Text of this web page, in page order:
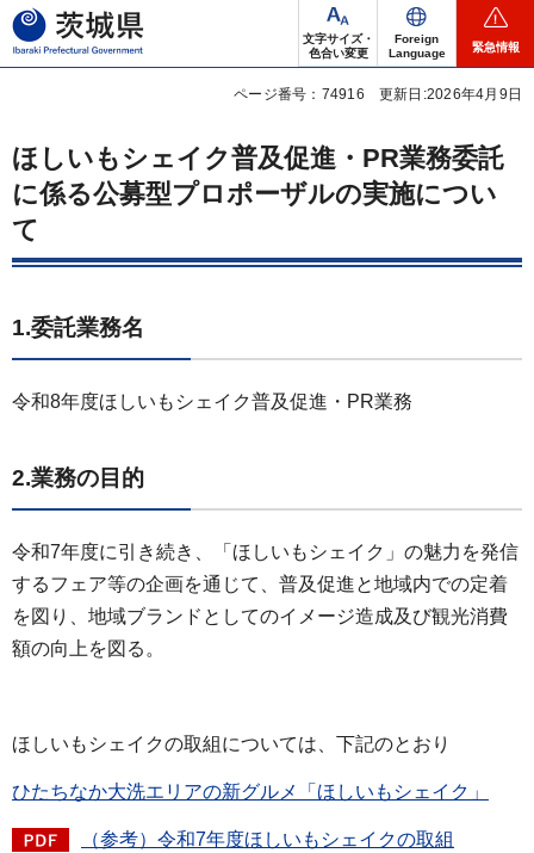
茨城県
文字サイズ・
色合い変更
Foreign
Language
緊急情報
ページ番号：74916 更新日:2026年4月9日
ほしいもシェイク普及促進・PR業務委託
に係る公募型プロポーザルの実施につい
て
1.委託業務名
令和8年度ほしいもシェイク普及促進・PR業務
2.業務の目的
令和7年度に引き続き、「ほしいもシェイク」の魅力を発信
するフェア等の企画を通じて、普及促進と地域内での定着
を図り、地域ブランドとしてのイメージ造成及び観光消費
額の向上を図る。
ほしいもシェイクの取組については、下記のとおり
ひたちなか大洗エリアの新グルメ「ほしいもシェイク」
（参考）令和7年度ほしいもシェイクの取組